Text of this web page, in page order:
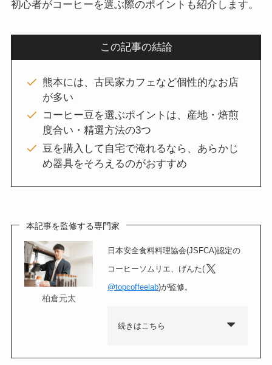
初心者がコーヒーを選ぶ際のポイントも紹介します。
この記事の結論
熊本には、古民家カフェなど個性的なお店
が多い
コーヒー豆を選ぶポイントは、産地・焙煎
度合い・精選方法の3つ
豆を購入して自宅で淹れるなら、あらかじ
め器具をそろえるのがおすすめ
本記事を監修する専門家
柏倉元太
日本安全食料料理協会(JSFCA)認定の
コーヒーソムリエ、げんた(
@topcoffeelab)が監修。
続きはこちら